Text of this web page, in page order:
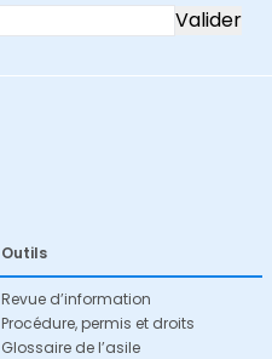
Outils
Revue d’information
Procédure, permis et droits
Glossaire de l’asile